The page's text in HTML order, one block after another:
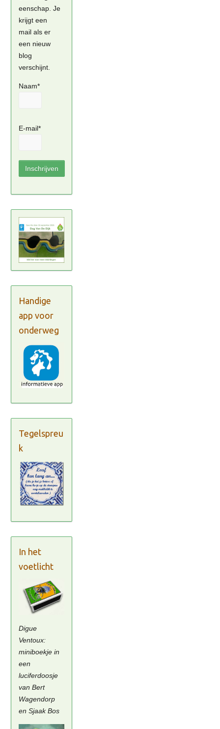
eenschap. Je
krijgt een
mail als er
een nieuw
blog
verschijnt.
Naam*
E-mail*
Handige
app voor
onderweg
Tegelspreu
k
In het
voetlicht
Digue
Ventoux:
miniboekje in
een
luciferdoosje
van Bert
Wagendorp
en Sjaak Bos